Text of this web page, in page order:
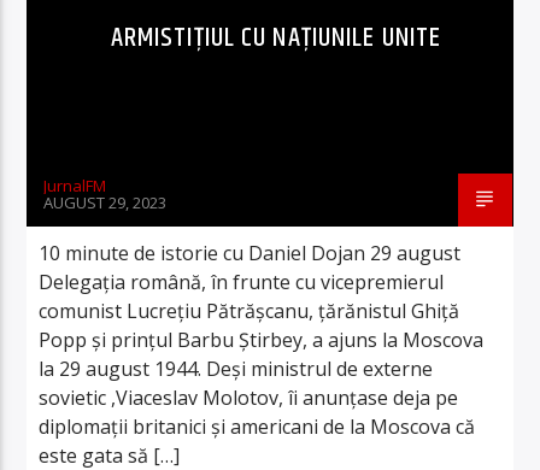
ARMISTIȚIUL CU NAȚIUNILE UNITE
JurnalFM
AUGUST 29, 2023
10 minute de istorie cu Daniel Dojan 29 august
Delegația română, în frunte cu vicepremierul
comunist Lucreţiu Pătrăşcanu, ţărănistul Ghiţă
Popp şi prinţul Barbu Ştirbey, a ajuns la Moscova
la 29 august 1944. Deşi ministrul de externe
sovietic ,Viaceslav Molotov, îi anunţase deja pe
diplomaţii britanici şi americani de la Moscova că
este gata să […]